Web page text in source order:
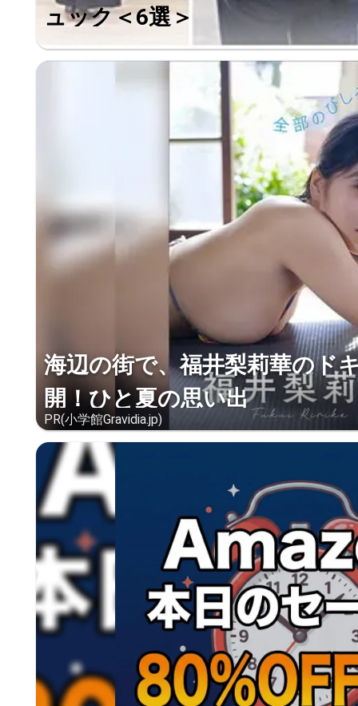
ュック＜6選＞
海辺の街で、福井梨莉華のド
開！ひと夏の思い出
PR(小学館Gravidia.jp)